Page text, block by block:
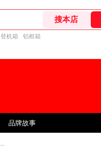
登机箱 铝框箱
品牌故事